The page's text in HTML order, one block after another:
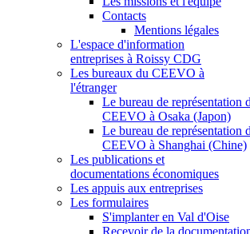
Contacts
Mentions légales
L'espace d'information
entreprises à Roissy CDG
Les bureaux du CEEVO à
l'étranger
Le bureau de représentation
CEEVO à Osaka (Japon)
Le bureau de représentation
CEEVO à Shanghai (Chine)
Les publications et
documentations économiques
Les appuis aux entreprises
Les formulaires
S'implanter en Val d'Oise
Recevoir de la